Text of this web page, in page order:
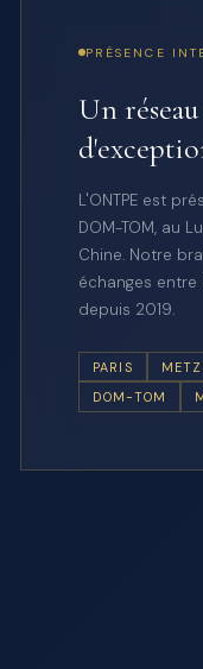
PRÉSENCE
Un
L'ONTPE est
DOM-TOM, au
Chine. Notre
échanges entre
depuis 2019.
PARIS METZ
DOM-TOM